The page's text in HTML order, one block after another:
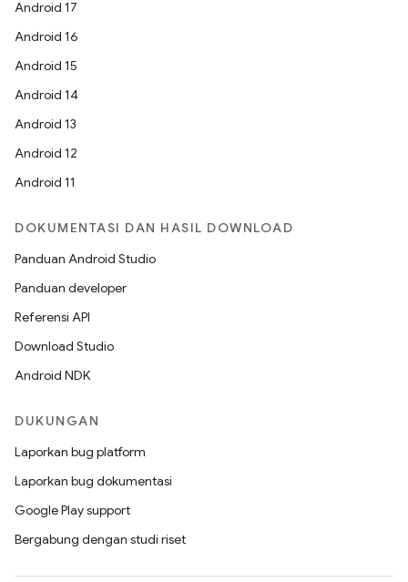
Android 17
Android 16
Android 15
Android 14
Android 13
Android 12
Android 11
DOKUMENTASI DAN HASIL DOWNLOAD
Panduan Android Studio
Panduan developer
Referensi API
Download Studio
Android NDK
DUKUNGAN
Laporkan bug platform
Laporkan bug dokumentasi
Google Play support
Bergabung dengan studi riset